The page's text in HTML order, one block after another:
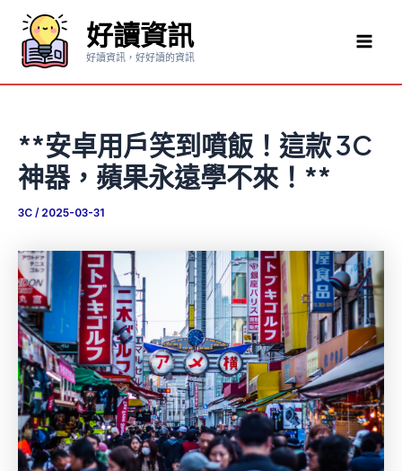
要
好讀資訊
好讀資訊，好好讀的資訊
**安卓用戶笑到噴飯！這款 3C
神器，蘋果永遠學不來！**
3C / 2025-03-31